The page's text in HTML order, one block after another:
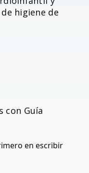
higiene de
con Guía
en escribir